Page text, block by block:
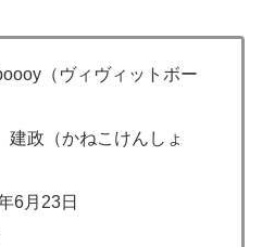
（ヴィヴィットボー
（かねこけんしょ
6月23日